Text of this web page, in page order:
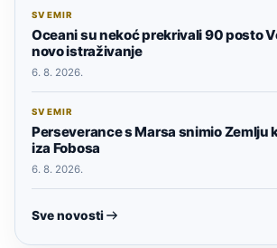
SVEMIR
Oceani su nekoć prekrivali 90 posto
novo istraživanje
6. 8. 2026.
SVEMIR
Perseverance s Marsa snimio Zemlju
iza Fobosa
6. 8. 2026.
Sve novosti